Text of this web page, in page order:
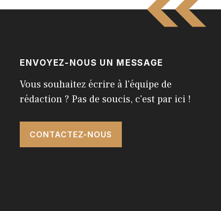
ENVOYEZ-NOUS UN MESSAGE
Vous souhaitez écrire à l'équipe de
rédaction ? Pas de soucis, c'est par ici !
CONTACTEZ-NOUS